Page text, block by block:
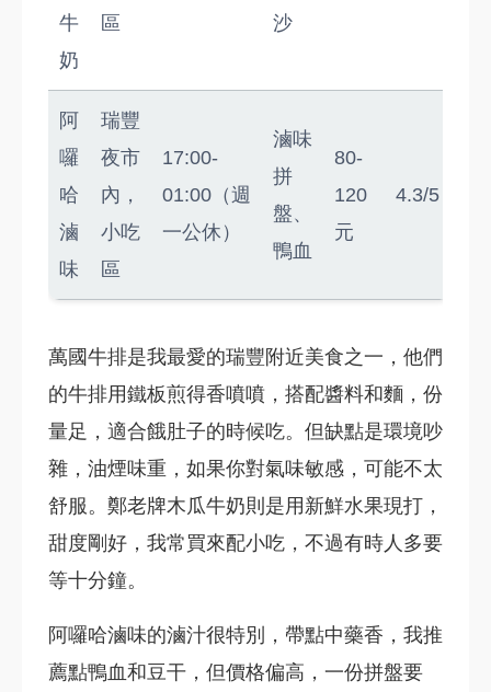
牛
奶
區 沙
阿
囉
哈
滷
味
瑞豐
夜市
內，
小吃
區
17:00-
01:00（週
一公休）
滷味
拼
盤、
鴨血
80-
120
元
4.3/5
萬國牛排是我最愛的瑞豐附近美食之一，他們
的牛排用鐵板煎得香噴噴，搭配醬料和麵，份
量足，適合餓肚子的時候吃。但缺點是環境吵
雜，油煙味重，如果你對氣味敏感，可能不太
舒服。鄭老牌木瓜牛奶則是用新鮮水果現打，
甜度剛好，我常買來配小吃，不過有時人多要
等十分鐘。
阿囉哈滷味的滷汁很特別，帶點中藥香，我推
薦點鴨血和豆干，但價格偏高，一份拼盤要